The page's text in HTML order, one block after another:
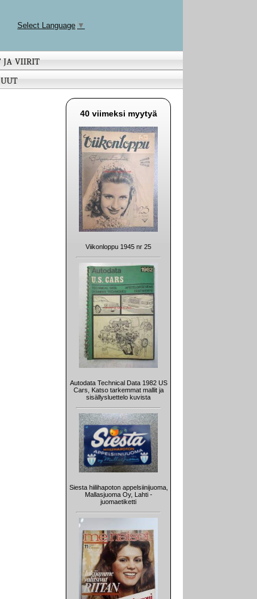
Select Language ▼
ja viirit
40 viimeksi myytyä
Viikonloppu 1945 nr 25
Autodata Technical Data 1982 US
Cars, Katso tarkemmat mallit ja
sisällysluettelo kuvista
Siesta hiilihapoton appelsiinijuoma,
Mallasjuoma Oy, Lahti -
juomaetiketti